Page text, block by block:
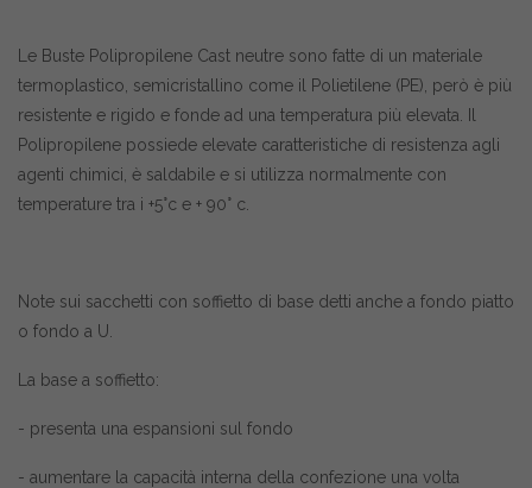
Le Buste Polipropilene Cast neutre sono fatte di un materiale
termoplastico, semicristallino come il Polietilene (PE), però è più
resistente e rigido e fonde ad una temperatura più elevata. Il
Polipropilene possiede elevate caratteristiche di resistenza agli
agenti chimici, è saldabile e si utilizza normalmente con
temperature tra i +5°c e + 90° c.
Note sui sacchetti con soffietto di base detti anche a fondo piatto
o fondo a U.
La base a soffietto:
- presenta una espansioni sul fondo
- aumentare la capacità interna della confezione una volta